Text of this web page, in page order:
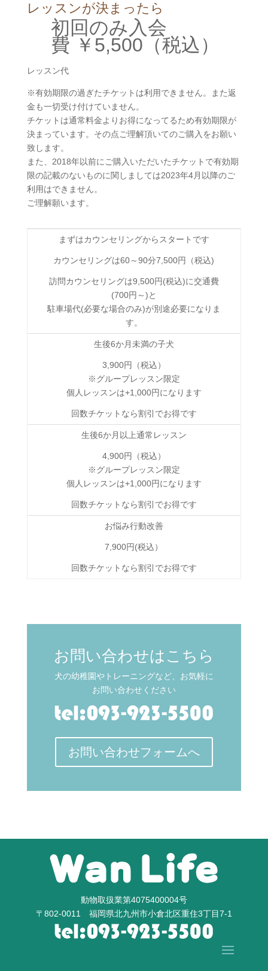
レッスンが決まったら
初回のみ入会
費 ￥5,500 （税込）
レッスン代
※有効期限の過ぎたチケットは利用できません。また返
金も一切受け付けていません。
チケットは通常料金よりお得になってるため有効期限が
決まっています。その点ご理解頂いてのご購入をお願い
致します。
また、2018年以前にご購入いただいたチケットで有効期
限の記載のないものに関しましては2023年4月以降のご
利用はできません。
ご理解願います。
まずはカウンセリングからスタートです
カウンセリングは60～90分7,500円（税込)
訪問カウンセリングは9,500円(税込)に交通費
(700円～)と
駐車場代(必要な場合のみ)が別途必要になりま
す。
生後6か月未満の子犬
3,900円（税込）
※グループレッスン限定
個人レッスンは+1,000円になります
回数チケットなら割引でお得です
生後6か月以上通常レッスン
4,900円（税込）
※グループレッスン限定
個人レッスンは+1,000円になります
回数チケットなら割引でお得です
お悩み行動改善
7,900円(税込）
回数チケットなら割引でお得です
お問い合わせはこちら
犬の幼稚園やトレーニングなど、お気軽に
お問い合わせください
お問い合わせフォームへ
動物取扱業第4075400004号
〒802-0011 福岡県北九州市小倉北区重住3丁目7-1